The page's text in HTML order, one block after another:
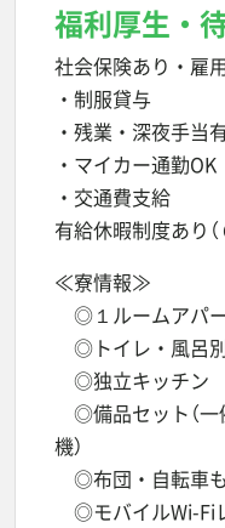
福利厚生・
社会保険あり・雇
・制服貸与
・残業・深夜手当
・マイカー通勤OK
・交通費支給
有給休暇制度あり
≪寮情報≫
◎１ルームアパ
◎トイレ・風呂
◎独立キッチン
◎備品セット（一
機）
◎布団・自転車
◎モバイルWi-Fi